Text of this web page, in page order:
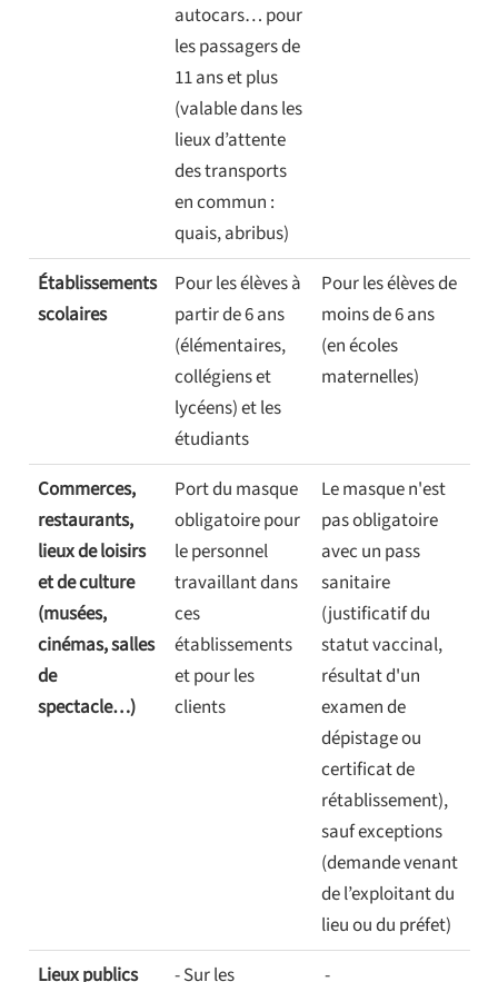
autocars… pour
les passagers de
11 ans et plus
(valable dans les
lieux d’attente
des transports
en commun :
quais, abribus)
Établissements
scolaires
Pour les élèves à
partir de 6 ans
(élémentaires,
collégiens et
lycéens) et les
étudiants
Pour les élèves de
moins de 6 ans
(en écoles
maternelles)
Commerces,
restaurants,
lieux de loisirs
et de culture
(musées,
cinémas, salles
de
spectacle…)
Port du masque
obligatoire pour
le personnel
travaillant dans
ces
établissements
et pour les
clients
Le masque n'est
pas obligatoire
avec un pass
sanitaire
(justificatif du
statut vaccinal,
résultat d'un
examen de
dépistage ou
certificat de
rétablissement),
sauf exceptions
(demande venant
de l’exploitant du
lieu ou du préfet)
Lieux publics
- Sur les -